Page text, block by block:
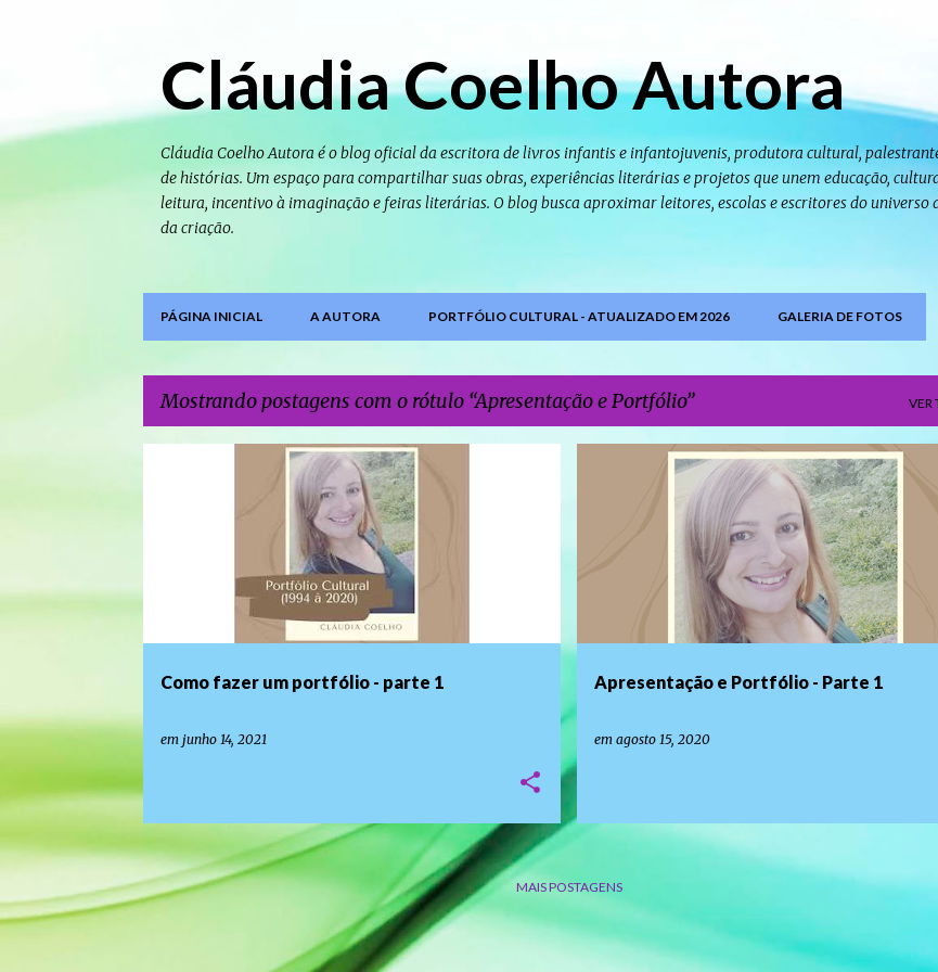
Cláudia Coelho Autora
Cláudia Coelho Autora é o blog oficial da escritora de livros infantis e infantojuvenis, produtora cultural,
de histórias. Um espaço para compartilhar suas obras, experiências literárias e projetos que unem educação,
leitura, incentivo à imaginação e feiras literárias. O blog busca aproximar leitores, escolas e escritores do universo
da criação.
PÁGINA INICIAL A AUTORA PORTFÓLIO CULTURAL - ATUALIZADO EM 2026 GALERIA DE FOTOS
Mostrando postagens com o rótulo Apresentação e Portfólio VER
g
s
Como fazer um portfólio - parte 1
em junho 14, 2021
APRESENTAÇÃO E PORTFÓLIO
Apresentação e Portfólio - Parte 1
em agosto 15, 2020
APRESENTAÇÃO E PORTFÓLIO
MAIS POSTAGENS